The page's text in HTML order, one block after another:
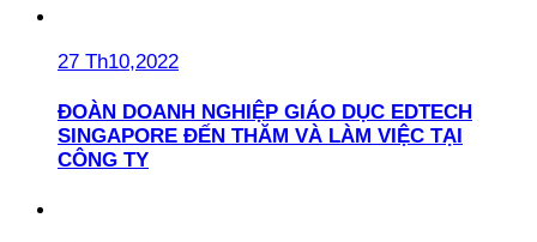
27 Th10,2022
ĐOÀN DOANH NGHIỆP GIÁO DỤC EDTECH
SINGAPORE ĐẾN THĂM VÀ LÀM VIỆC TẠI
CÔNG TY